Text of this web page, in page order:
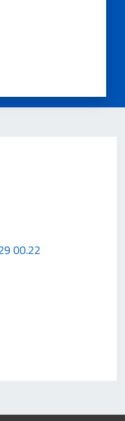
00.22